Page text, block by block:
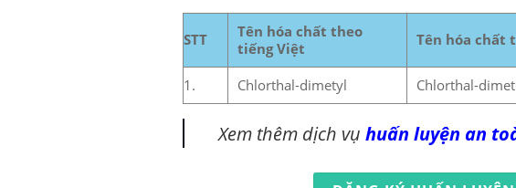
STT
Tên hóa chất theo
tiếng Việt
Tên hóa chất
1. Chlorthal-dimetyl Chlorthal-
Xem thêm dịch vụhuấn luyện an